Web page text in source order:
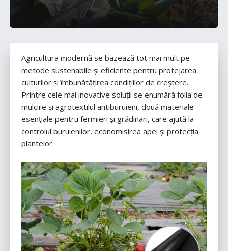
Agricultura modernă se bazează tot mai mult pe
metode sustenabile și eficiente pentru protejarea
culturilor și îmbunătățirea condițiilor de creștere.
Printre cele mai inovative soluții se enumără folia de
mulcire și agrotextilul antiburuieni, două materiale
esențiale pentru fermieri și grădinari, care ajută la
controlul buruienilor, economisirea apei și protecția
plantelor.